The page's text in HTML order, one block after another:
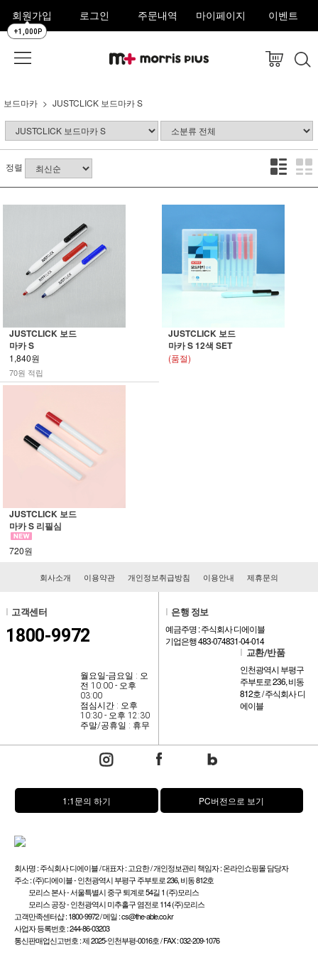
회원가입
+1,000P
로그인 주문내역 마이페이지 이벤트
보드마카 JUSTCLICK 보드마카 S
정렬
JUSTCLICK 보드
마카 S
1,840원
70원 적립
JUSTCLICK 보드
마카 S 12색 SET
(품절)
JUSTCLICK 보드
마카 S 리필심
720원
회사소개 이용약관 개인정보취급방침 이용안내 제휴문의
고객센터
1800-9972
월요일-금요일 : 오
전 10:00 - 오후
03:00
점심시간 : 오후
10:30 - 오후 12:30
주말/공휴일 : 휴무
은행 정보
예금주명 : 주식회사 디에이블
기업은행 483-074831-04-014
교환/반품
인천광역시 부평구
주부토로 236, 비동
812호 / 주식회사 디
에이블
1:1문의 하기 PC버전으로 보기
회사명 : 주식회사 디에이블 / 대표자 : 고요한 / 개인정보관리 책임자 : 온라인쇼핑몰 담당자
주소 : (주)디에이블 - 인천광역시 부평구 주부토로 236, 비동 812호
모리스 본사 - 서울특별시 중구 퇴계로 54길 1 (주)모리스
모리스 공장 - 인천광역시 미추홀구 염전로 114 (주)모리스
고객만족센터샵 : 1800-9972 / 메일 : cs@the-able.co.kr
사업자 등록번호 : 244-86-03203
통신판매업신고번호 : 제 2025-인천부평-0016호 / FAX : 032-209-1076